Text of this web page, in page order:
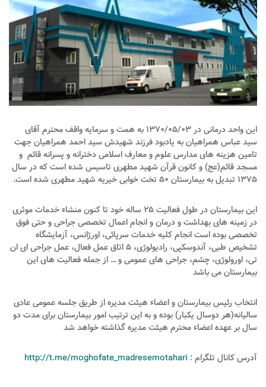
این واحد درمانی در ۱۳۷۰/۰۵/۰۳ به همت و سرمایه واقف محترم آقای
سید عباس همراهیان به یادبود فرزند شهیدش سید احمد همراهیان جهت
تامین هزینه های مدارس علوم و معارف اسلامی دخترانه و پسرانه قائم و
مسجد قائم(عج) و کانون قرآن شهید مطهری تاسیس شده است که در سال
۱۳۷۵ تبدیل به بیمارستان ۵۰ تخت خوابی خیریه شهید مطهری شده است.
این بیمارستان در طول فعالیت ۲۵ ساله خود تا کنون منشاء خدمات موثری
در زمینه های بهداشت و درمان و انجام اعمال تخصصی جراحی و حتی فوق
تخصصی بوده است انجام کلیه خدمات سرپائی، اورژانس، آزمایشگاه
تشخیص طبی، آندوسکپی، رادیولوژی، ۵ اتاق عمل فعال، عمل جراحی ای ان
تی، اورولوژی، چشم، جراحی های عمومی و … از جمله فعالیت های این
بیمارستان می باشد
انتخاب رئیس بیمارستان و اعضاء هیئت مدیره از طریق جلسه عمومی عادی
سالیانه(هر دوسال یکبار) بوده و به این ترتیب امور بیمارستان برای مدت دو
سال بر عهده اعضاء محترم هیئت مدیره گذاشته خواهد شد
آدرس کانال تلگرام : http://t.me/moghofate_madresemotahari